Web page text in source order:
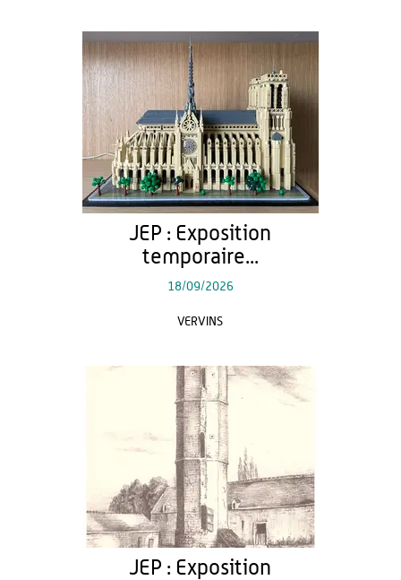
JEP : Exposition
temporaire...
18/09/2026
VERVINS
JEP : Exposition